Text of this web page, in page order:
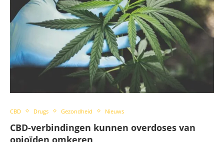
CBD Drugs Gezondheid Nieuws
CBD-verbindingen kunnen overdoses van
opioïden omkeren